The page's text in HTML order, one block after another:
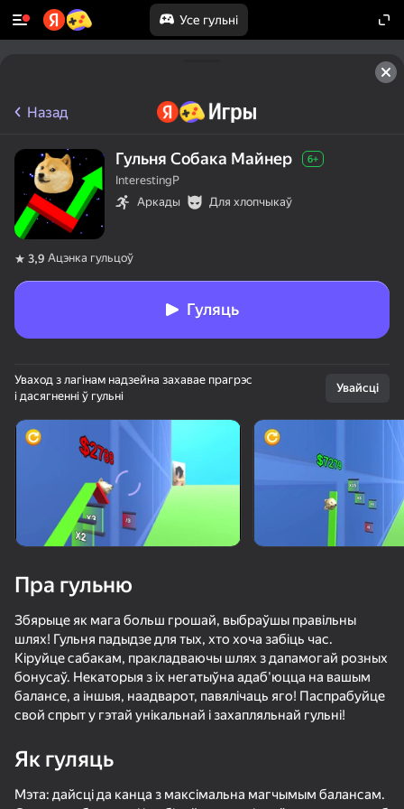
Усе гульні
Павярніце прыладу
Гульня працуе толькі ў гарызантальнай
арыентацыі
Cookie Clicker
53
Stack Fire Ball
Мурино: Побег
Назад
Гульня Собака Майнер 6+
InterestingP
Аркады
Для хлопчыкаў
3,9 Ацэнка гульцоў
Гуляць
Уваход з лагінам надзейна захавае прагрэс
і дасягненні ў гульні
Увайсці
Пра гульню
Збярыце як мага больш грошай, выбраўшы правільны
шлях! Гульня падыдзе для тых, хто хоча забіць час.
Кіруйце сабакам, пракладваючы шлях з дапамогай розных
бонусаў. Некаторыя з іх негатыўна адаб'юцца на вашым
балансе, а іншыя, наадварот, павялічаць яго! Паспрабуйце
свой спрыт у гэтай унікальнай і захапляльнай гульні!
Як гуляць
Мэта: дайсці да канца з максімальна магчымым балансам.